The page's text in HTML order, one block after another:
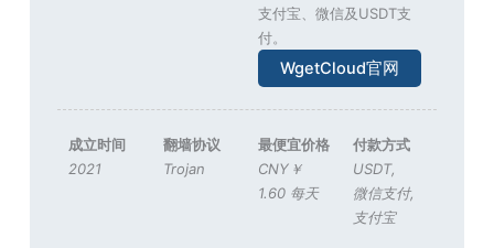
支付宝、微信及USDT支
付。
WgetCloud官网
成立时间
2021
翻墙协议
Trojan
最便宜价格
CNY￥
1.60 每天
付款方式
USDT,
微信支付,
支付宝